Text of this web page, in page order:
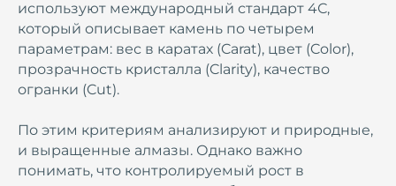
используют международный стандарт 4С,
который описывает камень по четырем
параметрам: вес в каратах (Carat), цвет (Color),
прозрачность кристалла (Clarity), качество
огранки (Cut).
По этим критериям анализируют и природные,
и выращенные алмазы. Однако важно
понимать, что контролируемый рост в